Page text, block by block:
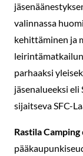
valinnassa
kehittäminen ja
parhaaksi
jäsenalueeksi
sijaitseva SFC-
Rastila Camping